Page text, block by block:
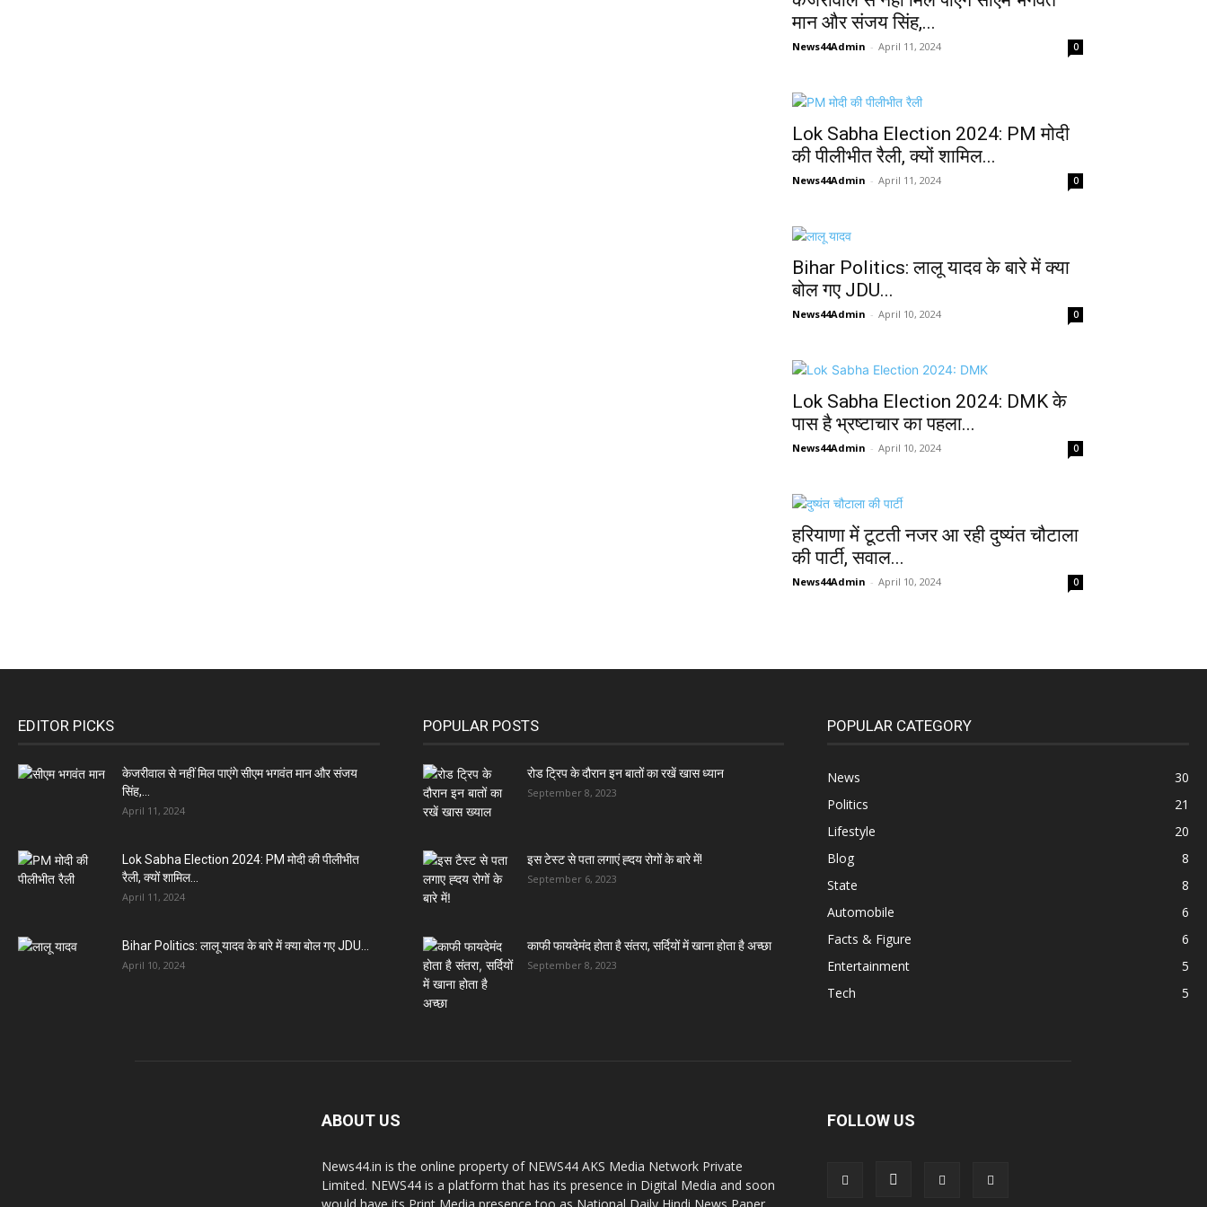
मान और संजय सिंह,...
News44Admin - April 11, 2024 0
Lok Sabha Election 2024: PM मोदी
की पीलीभीत रैली, क्यों शामिल...
News44Admin - April 11, 2024 0
Bihar Politics: लालू यादव के बारे में क्या
बोल गए JDU...
News44Admin - April 10, 2024 0
Lok Sabha Election 2024: DMK के
पास है भ्रष्टाचार का पहला...
News44Admin - April 10, 2024 0
हरियाणा में टूटती नजर आ रही दुष्यंत चौटाला
की पार्टी, सवाल...
News44Admin - April 10, 2024 0
EDITOR PICKS
केजरीवाल से नहीं मिल पाएंगे सीएम भगवंत मान और संजय
सिंह,...
April 11, 2024
Lok Sabha Election 2024: PM मोदी की पीलीभीत
रैली, क्यों शामिल...
April 11, 2024
Bihar Politics: लालू यादव के बारे में क्या बोल गए JDU...
April 10, 2024
POPULAR POSTS
रोड ट्रिप के दौरान इन बातों का रखें खास ध्यान
September 8, 2023
इस टेस्ट से पता लगाएं ह्दय रोगों के बारे में!
September 6, 2023
काफी फायदेमंद होता है संतरा, सर्दियों में खाना होता है अच्छा
September 8, 2023
POPULAR CATEGORY
News
30
Politics
21
Lifestyle
20
Blog
8
State
8
Automobile
6
Facts & Figure
6
Entertainment
5
Tech
5
ABOUT US
News44.in is the online property of NEWS44 AKS Media Network Private
Limited. NEWS44 is a platform that has its presence in Digital Media and soon
FOLLOW US